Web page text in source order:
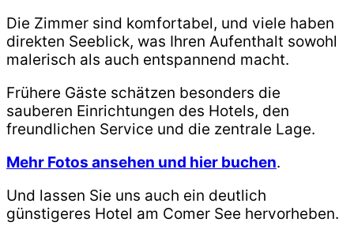
Die Zimmer sind komfortabel, und viele haben
direkten Seeblick, was Ihren Aufenthalt sowohl
malerisch als auch entspannend macht.
Frühere Gäste schätzen besonders die
sauberen Einrichtungen des Hotels, den
freundlichen Service und die zentrale Lage.
Mehr Fotos ansehen und hier buchen.
Und lassen Sie uns auch ein deutlich
günstigeres Hotel am Comer See hervorheben.